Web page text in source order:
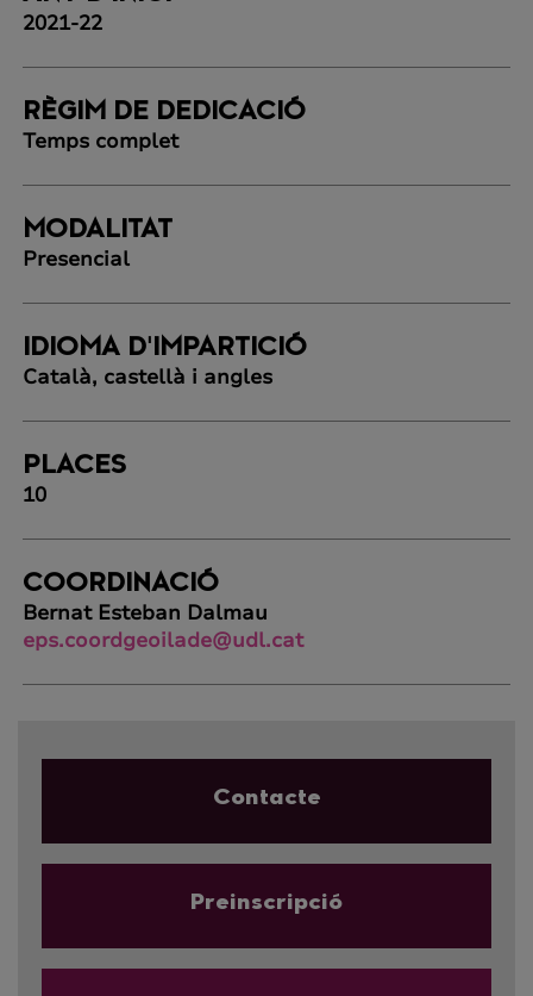
2021-22
RÈGIM DE DEDICACIÓ
Temps complet
MODALITAT
Presencial
IDIOMA D'IMPARTICIÓ
Català, castellà i angles
PLACES
10
COORDINACIÓ
Bernat Esteban Dalmau
eps.coordgeoilade@udl.cat
Contacte
Preinscripció